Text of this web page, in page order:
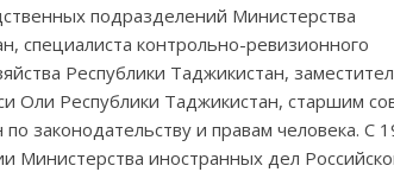
подразделений Министерства
специалиста контрольно-ревизионного
Республики Таджикистан,
Оли Республики Таджикистан, старшим
законодательству и правам человека. С
Министерства иностранных дел